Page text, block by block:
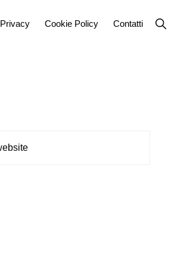
Privacy Cookie Policy Contatti
Show
Search